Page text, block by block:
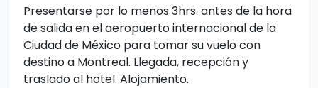
Presentarse por lo menos 3hrs. antes de la hora
de salida en el aeropuerto internacional de la
Ciudad de México para tomar su vuelo con
destino a Montreal. Llegada, recepción y
traslado al hotel. Alojamiento.